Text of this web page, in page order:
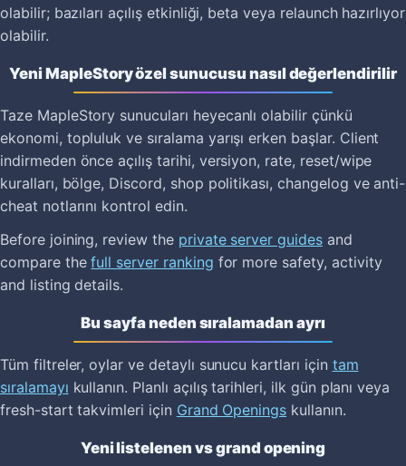
olabilir; bazıları açılış etkinliği, beta veya relaunch hazırlıyor
olabilir.
Yeni MapleStory özel sunucusu nasıl değerlendirilir
Taze MapleStory sunucuları heyecanlı olabilir çünkü
ekonomi, topluluk ve sıralama yarışı erken başlar. Client
indirmeden önce açılış tarihi, versiyon, rate, reset/wipe
kuralları, bölge, Discord, shop politikası, changelog ve anti-
cheat notlarını kontrol edin.
Before joining, review the private server guidesand
compare thefull server ranking for more safety, activity
and listing details.
Bu sayfa neden sıralamadan ayrı
Tüm filtreler, oylar ve detaylı sunucu kartları için tam
sıralamayı kullanın. Planlı açılış tarihleri, ilk gün planı veya
fresh-start takvimleri için Grand Openings kullanın.
Yeni listelenen vs grand opening